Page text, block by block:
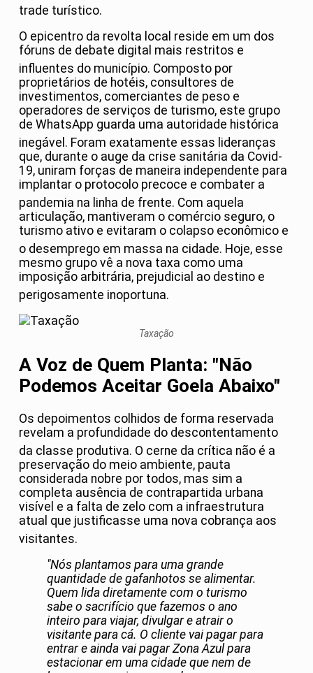
trade turístico.
O epicentro da revolta local reside em um dos
fóruns de debate digital mais restritos e
influentes do município. Composto por
proprietários de hotéis, consultores de
investimentos, comerciantes de peso e
operadores de serviços de turismo, este grupo
de WhatsApp guarda uma autoridade histórica
inegável . Foram exatamente essas lideranças
que, durante o auge da crise sanitária da Covid-
19, uniram forças de maneira independente para
implantar o protocolo precoce e combater a
pandemia na linha de frente. Com aquela
articulação, mantiveram o comércio seguro, o
turismo ativo e evitaram o colapso econômico e
o desemprego em massa na cidade. Hoje, esse
mesmo grupo vê a nova taxa como uma
imposição arbitrária, prejudicial ao destino e
perigosamente inoportuna.
Taxação
A Voz de Quem Planta: "Não
Podemos Aceitar Goela Abaixo"
Os depoimentos colhidos de forma reservada
revelam a profundidade do descontentamento
da classe produtiva. O cerne da crítica não é a
preservação do meio ambiente, pauta
considerada nobre por todos, mas sim a
completa ausência de contrapartida urbana
visível e a falta de zelo com a infraestrutura
atual que justificasse uma nova cobrança aos
visitantes.
"Nós plantamos para uma grande
quantidade de gafanhotos se alimentar.
Quem lida diretamente com o turismo
sabe o sacrifício que fazemos o ano
inteiro para viajar, divulgar e atrair o
visitante para cá. O cliente vai pagar para
entrar e ainda vai pagar Zona Azul para
estacionar em uma cidade que nem de